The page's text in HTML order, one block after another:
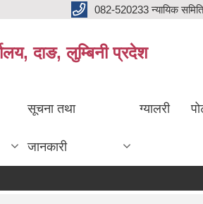
082-520233 न्यायिक
दाङ, लुम्बिनी प्रदेश
सूचना तथा
जानकारी
ग्यालरी